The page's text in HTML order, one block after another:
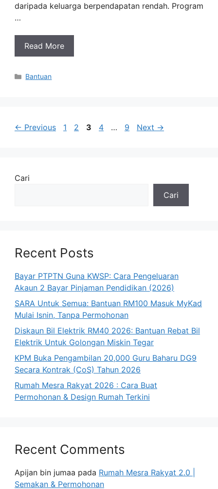
daripada keluarga berpendapatan rendah. Program
…
Read More
Categories
Bantuan
← Previous Page
1 Page
2 Page
3 Page
4 … Page
9 Next →
Cari
Cari
Recent Posts
Bayar PTPTN Guna KWSP: Cara Pengeluaran
Akaun 2 Bayar Pinjaman Pendidikan (2026)
SARA Untuk Semua: Bantuan RM100 Masuk MyKad
Mulai Isnin, Tanpa Permohonan
Diskaun Bil Elektrik RM40 2026: Bantuan Rebat Bil
Elektrik Untuk Golongan Miskin Tegar
KPM Buka Pengambilan 20,000 Guru Baharu DG9
Secara Kontrak (CoS) Tahun 2026
Rumah Mesra Rakyat 2026 : Cara Buat
Permohonan & Design Rumah Terkini
Recent Comments
Apijan bin jumaa pada Rumah Mesra Rakyat 2.0 |
Semakan & Permohonan